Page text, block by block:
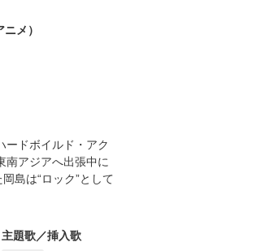
メ）
ードボイルド・アク
南アジアへ出張中に
島は“ロック”として
主題歌／挿入歌